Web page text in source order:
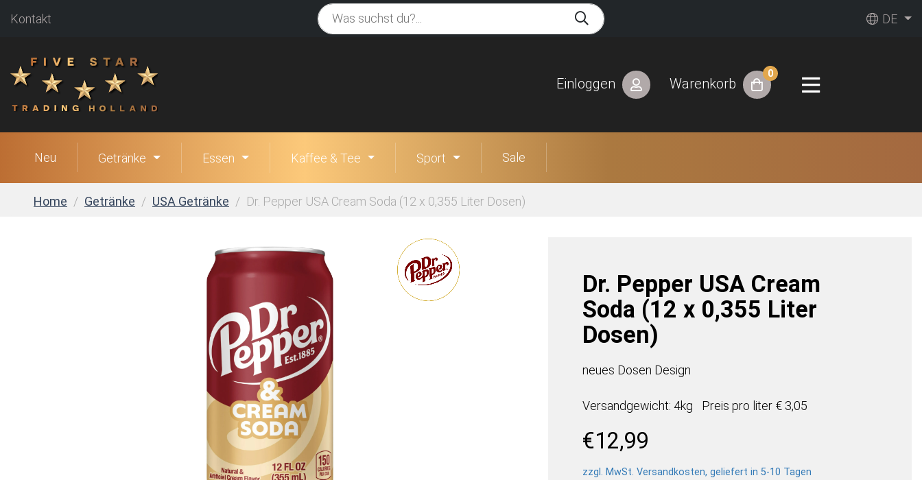
Kontakt DE
Einloggen Warenkorb
0
Neu Getränke Essen Kaffee & Tee Sport Sale
Home Getränke USA Getränke Dr. Pepper USA Cream Soda (12 x 0,355 Liter Dosen)
Dr. Pepper USA Cream
Soda (12 x 0,355 Liter
Dosen)
neues Dosen Design
Versandgewicht: 4kg Preis pro liter € 3,05
€12,99
zzgl. MwSt. Versandkosten, geliefert in 5-10 Tagen